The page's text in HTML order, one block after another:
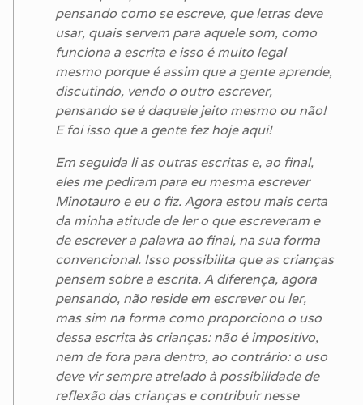
pensando como se escreve, que letras deve
usar, quais servem para aquele som, como
funciona a escrita e isso é muito legal
mesmo porque é assim que a gente aprende,
discutindo, vendo o outro escrever,
pensando se é daquele jeito mesmo ou não!
E foi isso que a gente fez hoje aqui!
Em seguida li as outras escritas e, ao final,
eles me pediram para eu mesma escrever
Minotauro e eu o fiz. Agora estou mais certa
da minha atitude de ler o que escreveram e
de escrever a palavra ao final, na sua forma
convencional. Isso possibilita que as crianças
pensem sobre a escrita. A diferença, agora
pensando, não reside em escrever ou ler,
mas sim na forma como proporciono o uso
dessa escrita às crianças: não é impositivo,
nem de fora para dentro, ao contrário: o uso
deve vir sempre atrelado à possibilidade de
reflexão das crianças e contribuir nesse